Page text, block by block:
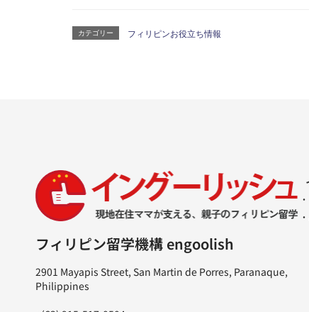
カテゴリー フィリピンお役立ち情報
フィリピン留学機構 engoolish
2901 Mayapis Street, San Martin de Porres, Paranaque,
Philippines